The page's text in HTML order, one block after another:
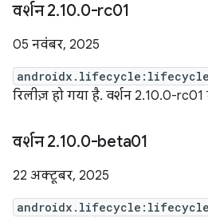
वर्शन 2.10.0-rc01
05 नवंबर, 2025
रिलीज़ हो गया है. वर्शन 2.10.0-rc01
वर्शन 2.10.0-beta01
22 अक्टूबर, 2025